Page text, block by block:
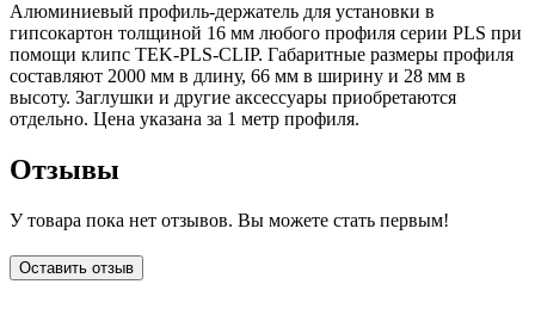
Алюминиевый профиль-держатель для установки в
гипсокартон толщиной 16 мм любого профиля серии PLS при
помощи клипс TEK-PLS-CLIP. Габаритные размеры профиля
составляют 2000 мм в длину, 66 мм в ширину и 28 мм в
высоту. Заглушки и другие аксессуары приобретаются
отдельно. Цена указана за 1 метр профиля.
Отзывы
У товара пока нет отзывов. Вы можете стать первым!
Оставить отзыв